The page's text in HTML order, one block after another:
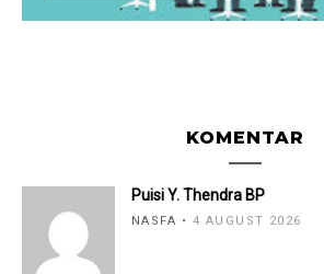
KOMENTAR
Puisi Y. Thendra BP
NASFA 4 AUGUST 2026